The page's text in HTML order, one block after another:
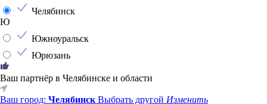
Челябинск
Ю
Южноуральск
Юрюзань
Ваш партнёр в Челябинске и области
Ваш город: Челябинск Выбрать другой Изменить